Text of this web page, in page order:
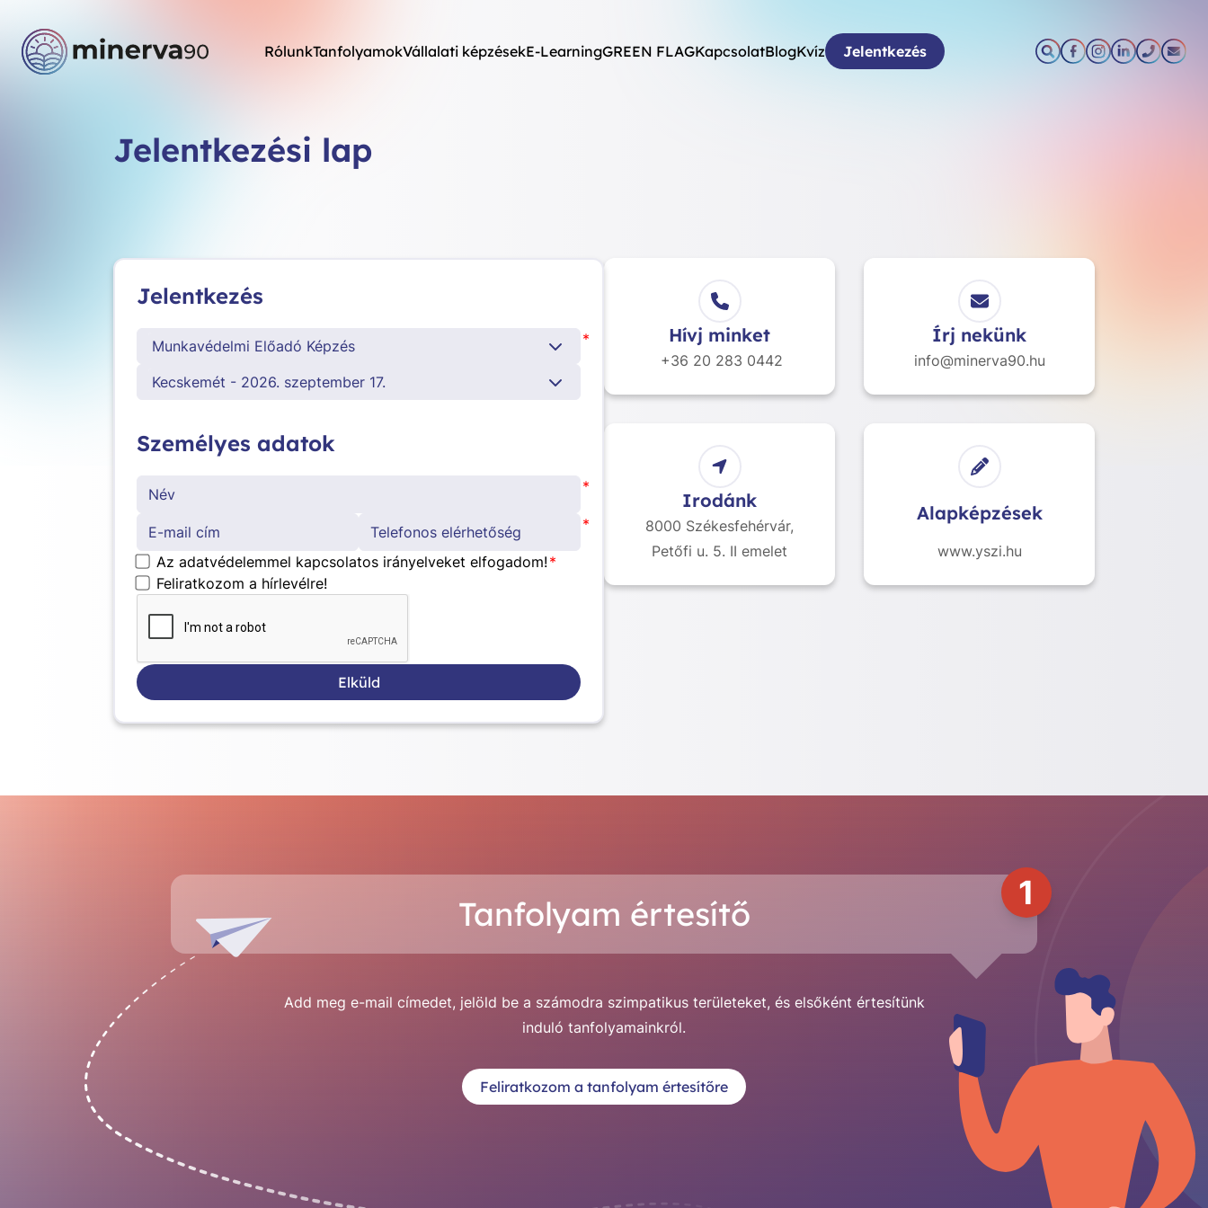
RólunkTanfolyamokVállalati képzésekE-LearningGREEN FLAGKapcsolatBlogKvíz Jelentkezés
Jelentkezési lap
Jelentkezés
Munkavédelmi Előadó Képzés *
Kecskemét - 2026. szeptember 17.
Személyes adatok
*
*
Az adatvédelemmel kapcsolatos irányelveket elfogadom! *
Feliratkozom a hírlevélre!
Elküld
Hívj minket
+36 20 283 0442
Írj nekünk
info@minerva90.hu
Irodánk
8000 Székesfehérvár,
Petőfi u. 5. II emelet
Alapképzések
www.yszi.hu
Tanfolyam értesítő
1
Add meg e-mail címedet, jelöld be a számodra szimpatikus területeket, és elsőként értesítünk
induló tanfolyamainkról.
Feliratkozom a tanfolyam értesítőre